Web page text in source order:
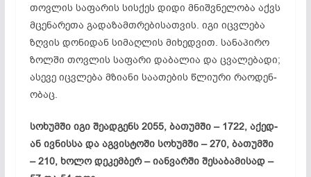
თოვ­ლის სა­ფა­რის სის­ქეს დი­დი მნიშ­ვნე­ლო­ბა აქვს
მცე­ნა­რე­თა გა­და­ზამ­თრე­ბი­სათ­ვის. იგი იც­ვლე­ბა
ზღვის დო­ნი­დან სი­მაღ­ლის მი­ხედ­ვით. სა­ნა­პი­რო
ზოლ­ში თოვ­ლის სა­ფა­რი და­ბა­ლია და ცვა­ლე­ბა­დი;
ას­ე­ვე იც­ვლე­ბა მზი­ა­ნი სა­ათ­ებ­ის წლი­უ­რი რა­ოდ­ენ­
ობ­აც.
სო­ხუმ­ში იგი შე­ად­გენს 2055, ბა­თუმ­ში – 1722, აქ­ედ­
ან ივნის­­­სა და აგ­ვის­ტო­ში სო­ხუმ­ში – 270, ბა­თუმ­ში
– 210, ხო­ლო დე­კემ­ბერ – იან­ვარ­ში შე­სა­ბა­მი­სად –